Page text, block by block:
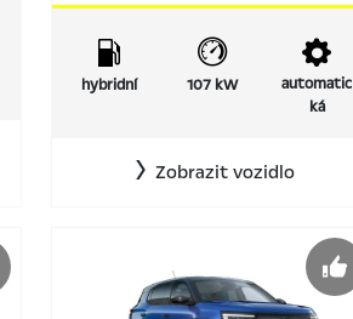
hybridní 107 kW
automatic
ká
Zobrazit vozidlo